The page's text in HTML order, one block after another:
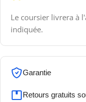
Le coursier livrera à
indiquée.
Garantie
Retours gratuits